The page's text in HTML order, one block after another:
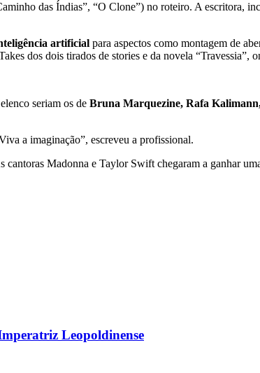
das Índias”, “O Clone”) no roteiro. A escritora,
artificial para aspectos como montagem de
dos dois tirados de stories e da novela
seriam os de Bruna Marquezine, Rafa
a imaginação”, escreveu a profissional.
Madonna e Taylor Swift chegaram a ganhar
Leopoldinense